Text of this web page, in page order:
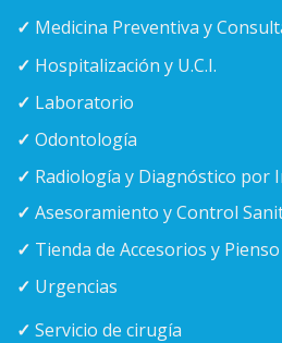
✓ Medicina Preventiva y
✓ Hospitalización y U.C.I.
✓ Laboratorio
✓ Odontología
✓ Radiología y Diagnóstico por
✓ Asesoramiento y Control
✓ Tienda de Accesorios y Pienso
✓ Urgencias
✓ Servicio de cirugía